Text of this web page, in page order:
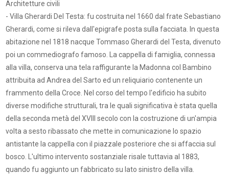
Architetture civili
- Villa Gherardi Del Testa: fu costruita nel 1660 dal frate Sebastiano
Gherardi, come si rileva dall'epigrafe posta sulla facciata. In questa
abitazione nel 1818 nacque Tommaso Gherardi del Testa, divenuto
poi un commediografo famoso. La cappella di famiglia, connessa
alla villa, conserva una tela raffigurante la Madonna col Bambino
attribuita ad Andrea del Sarto ed un reliquiario contenente un
frammento della Croce. Nel corso del tempo l'edificio ha subito
diverse modifiche strutturali, tra le quali significativa è stata quella
della seconda metà del XVIII secolo con la costruzione di un'ampia
volta a sesto ribassato che mette in comunicazione lo spazio
antistante la cappella con il piazzale posteriore che si affaccia sul
bosco. L'ultimo intervento sostanziale risale tuttavia al 1883,
quando fu aggiunto un fabbricato su lato sinistro della villa.